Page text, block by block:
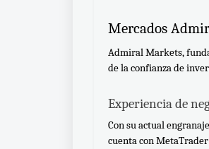
Mercados
Admiral Markets,
de la confianza de
Experiencia de
Con su actual
cuenta con